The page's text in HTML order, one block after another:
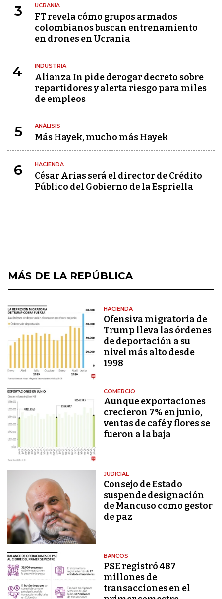
3 UCRANIA
FT revela cómo grupos armados
colombianos buscan entrenamiento
en drones en Ucrania
4 INDUSTRIA
Alianza In pide derogar decreto sobre
repartidores y alerta riesgo para miles
de empleos
5 ANÁLISIS
Más Hayek, mucho más Hayek
6 HACIENDA
César Arias será el director de Crédito
Público del Gobierno de la Espriella
MÁS DE LA REPÚBLICA
HACIENDA
Ofensiva migratoria de
Trump lleva las órdenes
de deportación a su
nivel más alto desde
1998
COMERCIO
Aunque exportaciones
crecieron 7% en junio,
ventas de café y flores se
fueron a la baja
JUDICIAL
Consejo de Estado
suspende designación
de Mancuso como gestor
de paz
BANCOS
PSE registró 487
millones de
transacciones en el